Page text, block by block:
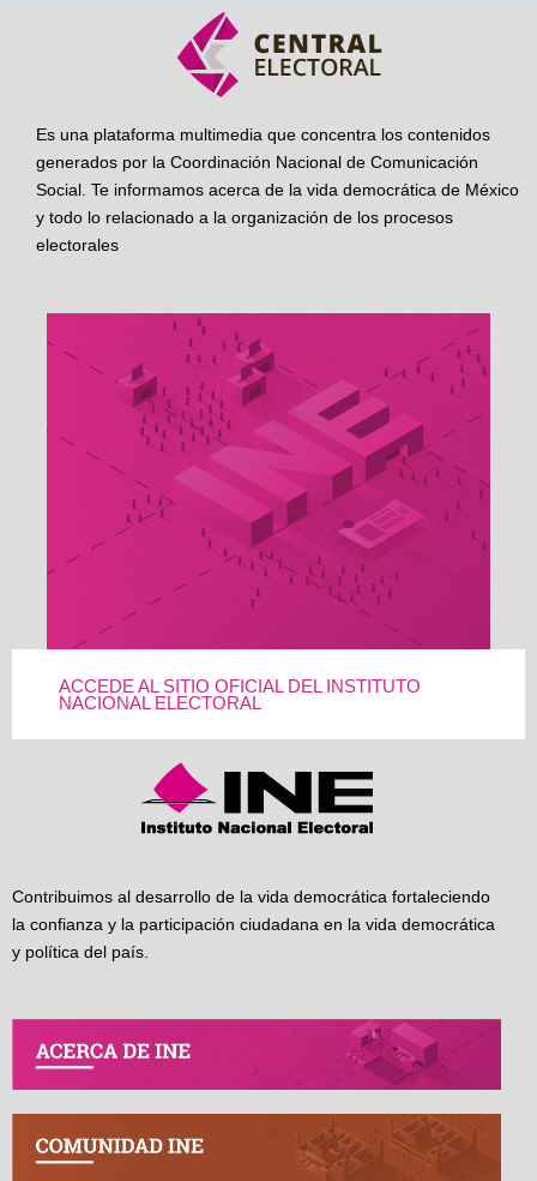
Es una plataforma multimedia que concentra los contenidos
generados por la Coordinación Nacional de Comunicación
Social. Te informamos acerca de la vida democrática de México
y todo lo relacionado a la organización de los procesos
electorales
ACCEDE AL SITIO OFICIAL DEL INSTITUTO
NACIONAL ELECTORAL
Contribuimos al desarrollo de la vida democrática fortaleciendo
la confianza y la participación ciudadana en la vida democrática
y política del país.